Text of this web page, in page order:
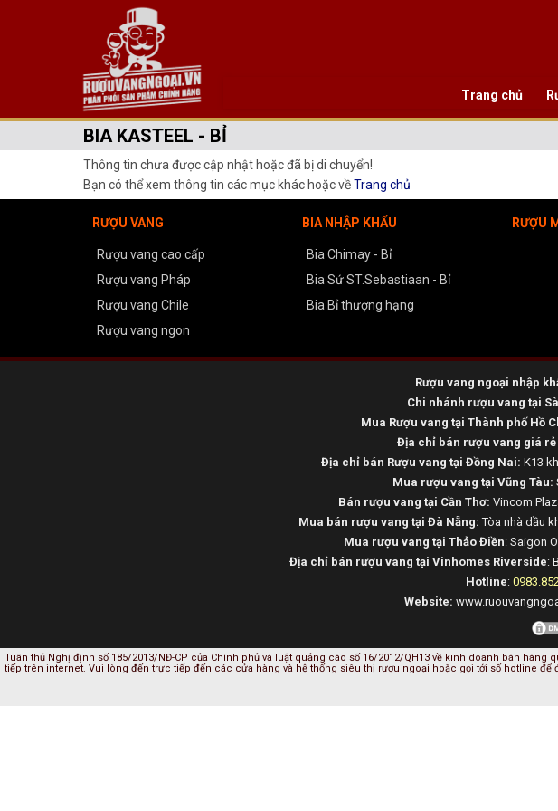
Trang chủ
BIA KASTEEL - BỈ
Thông tin chưa được cập nhật hoặc đã bị di chuyển!
Bạn có thể xem thông tin các mục khác hoặc vềTrang chủ
RƯỢU VANG
Rượu vang cao cấp
Rượu vang Pháp
Rượu vang Chile
Rượu vang ngon
BIA NHẬP KHẨU
Bia Chimay - Bỉ
Bia Sứ ST.Sebastiaan - Bỉ
Bia Bỉ thượng hạng
RƯỢU
Rượu vang ngoại nhập
Chi nhánh rượu vang tại
Mua Rượu vang tại Thành phố Hồ
Địa chỉ bán rượu vang giá rẻ
Địa chỉ bán Rượu vang tại Đồng Nai: K13
Mua rượu vang tại Vũng Tàu:
Bán rượu vang tại Cần Thơ: Vincom
Mua bán rượu vang tại Đà Nẵng: Tòa nhà dầu
Mua rượu vang tại Thảo Điền: Saigon
Địa chỉ bán rượu vang tại Vinhomes Riverside:
Hotline:
Website:
Tuân thủ Nghị định số 185/2013/NĐ-CP của Chính phủ và luật quảng cáo số 16/2012/QH13 về kinh doanh bán
tiếp trên internet. Vui lòng đến trực tiếp đến các cửa hàng và hệ thống siêu thị rượu ngoại hoặc gọi tới số hotline